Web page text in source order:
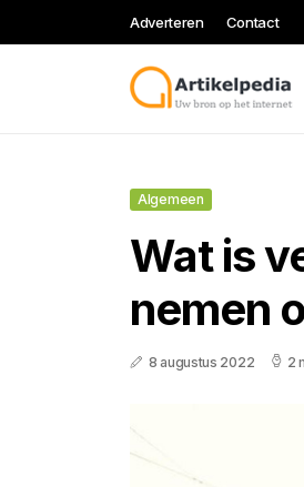
Adverteren Contact
Algemeen
Wat is
nemen
8 augustus 2022 2